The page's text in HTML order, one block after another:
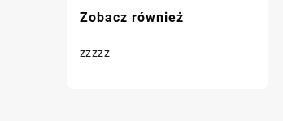
Zobacz również
zzzzz